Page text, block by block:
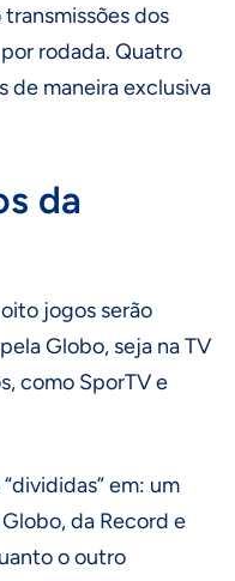
dos
rodada. Quatro
de maneira exclusiva
da
jogos serão
Globo, seja na TV
como SporTV e
em: um
da Record e
o outro